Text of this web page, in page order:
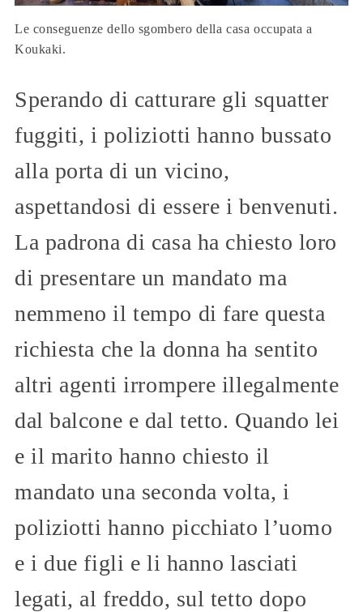
Le conseguenze dello sgombero della casa occupata a
Koukaki.
Sperando di catturare gli squatter
fuggiti, i poliziotti hanno bussato
alla porta di un vicino,
aspettandosi di essere i benvenuti.
La padrona di casa ha chiesto loro
di presentare un mandato ma
nemmeno il tempo di fare questa
richiesta che la donna ha sentito
altri agenti irrompere illegalmente
dal balcone e dal tetto. Quando lei
e il marito hanno chiesto il
mandato una seconda volta, i
poliziotti hanno picchiato l’uomo
e i due figli e li hanno lasciati
legati, al freddo, sul tetto dopo